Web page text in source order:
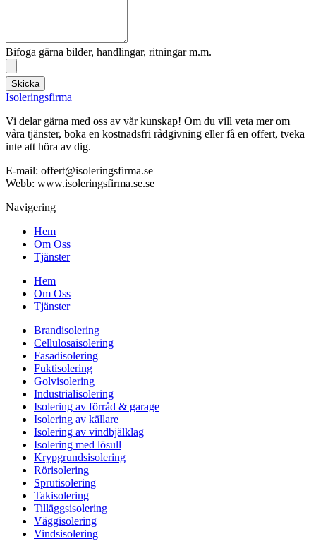
Bifoga gärna bilder, handlingar, ritningar m.m.
Skicka
Isoleringsfirma
Vi delar gärna med oss av vår kunskap! Om du vill veta mer om
våra tjänster, boka en kostnadsfri rådgivning eller få en offert, tveka
inte att höra av dig.
E-mail: offert@isoleringsfirma.se
Webb: www.isoleringsfirma.se.se
Navigering
Hem
Om Oss
Tjänster
Hem
Om Oss
Tjänster
Brandisolering
Cellulosaisolering
Fasadisolering
Fuktisolering
Golvisolering
Industrialisolering
Isolering av förråd & garage
Isolering av källare
Isolering av vindbjälklag
Isolering med lösull
Krypgrundsisolering
Rörisolering
Sprutisolering
Takisolering
Tilläggsisolering
Väggisolering
Vindsisolering